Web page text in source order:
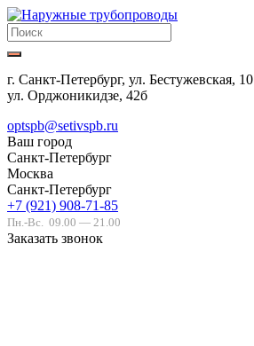
г. Санкт-Петербург, ул. Бестужевская, 10
ул. Орджоникидзе, 42б
optspb@setivspb.ru
Ваш город
Санкт-Петербург
Москва
Санкт-Петербург
+7 (921) 908-71-85
Пн.-Вс. 09.00 — 21.00
Заказать звонок